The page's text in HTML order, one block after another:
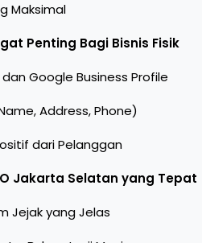
Maksimal
Penting Bagi Bisnis Fisik
Google Business Profile
Address, Phone)
dari Pelanggan
Jakarta Selatan yang Tepat
Jejak yang Jelas